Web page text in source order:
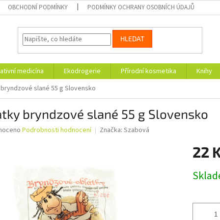
OBCHODNÍ PODMÍNKY PODMÍNKY OCHRANY OSOBNÍCH ÚDAJŮ
HLEDAT
medicína Ekodrogerie Přírodní kosmetika Knihy
slané 55 g Slovensko
bryndzové slané 55 g Slovensko
Podrobnosti hodnocení Značka: Szabová
22
cena: